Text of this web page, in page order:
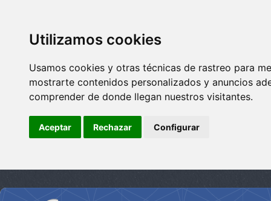
Utilizamos cookies
Usamos cookies y otras técnicas de rastreo para
mostrarte contenidos personalizados y anuncios
comprender de donde llegan nuestros visitantes.
Aceptar Rechazar Configurar